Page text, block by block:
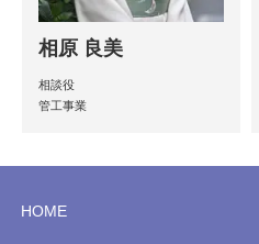
相原 良美
相談役
管工事業
HOME